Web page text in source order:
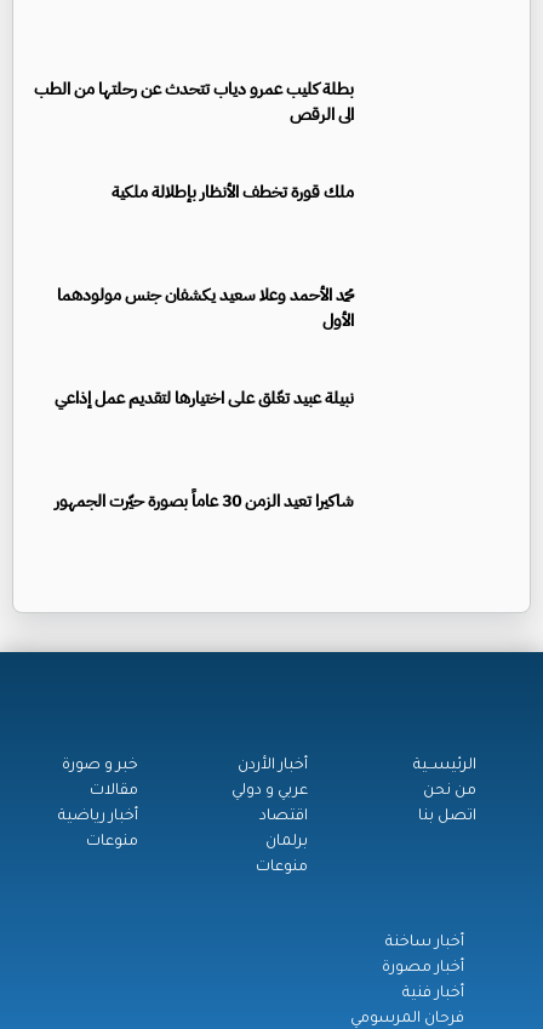
بطلة كليب عمرو دياب تتحدث عن رحلتها من الطب
الى الرقص
ملك قورة تخطف الأنظار بإطلالة ملكية
محمد الأحمد وعلا سعيد يكشفان جنس مولودهما
الأول
نبيلة عبيد تعّلق على اختيارها لتقديم عمل إذاعي
شاكيرا تعيد الزمن 30 عاماً بصورة حيّرت الجمهور
الرئيســية
من نحن
اتصل بنا
أخبار الأردن
عربي و دولي
اقتصاد
برلمان
منوعات
خبر و صورة
مقالات
أخبار رياضية
منوعات
أخبار ساخنة
أخبار مصورة
أخبار فنية
فرحان المرسومي